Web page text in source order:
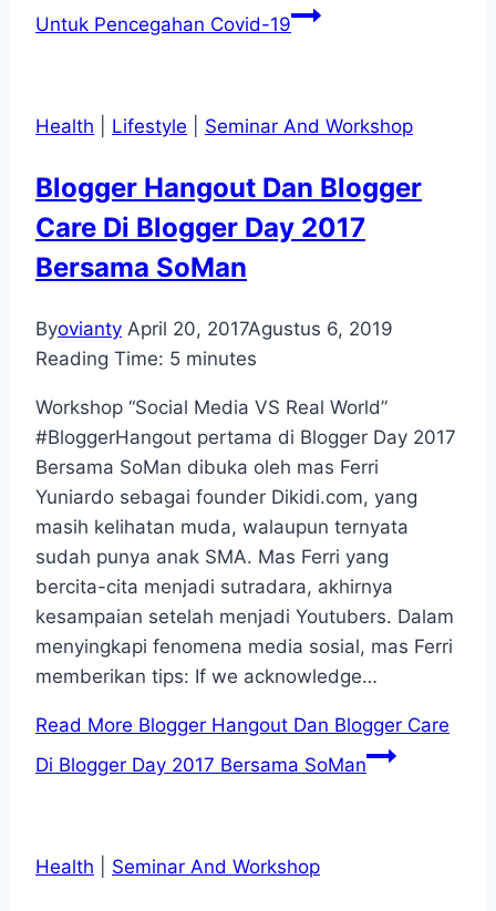
Untuk Pencegahan Covid-19
Health Lifestyle Seminar And Workshop
Blogger Hangout Dan Blogger
Care Di Blogger Day 2017
Bersama SoMan
Byovianty April 20, 2017Agustus 6, 2019
Reading Time: 5 minutes
Workshop “Social Media VS Real World”
#BloggerHangout pertama di Blogger Day 2017
Bersama SoMan dibuka oleh mas Ferri
Yuniardo sebagai founder Dikidi.com, yang
masih kelihatan muda, walaupun ternyata
sudah punya anak SMA. Mas Ferri yang
bercita-cita menjadi sutradara, akhirnya
kesampaian setelah menjadi Youtubers. Dalam
menyingkapi fenomena media sosial, mas Ferri
memberikan tips: If we acknowledge…
Read More Blogger Hangout Dan Blogger Care
Di Blogger Day 2017 Bersama SoMan
Health Seminar And Workshop